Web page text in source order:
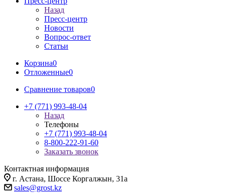
Назад
Пресс-центр
Новости
Вопрос-ответ
Статьи
Корзина0
Отложенные0
Сравнение товаров0
+7 (771) 993-48-04
Назад
Телефоны
+7 (771) 993-48-04
8-800-222-91-60
Заказать звонок
Контактная информация
г. Астана, Шоссе Коргалжын, 31а
sales@grost.kz